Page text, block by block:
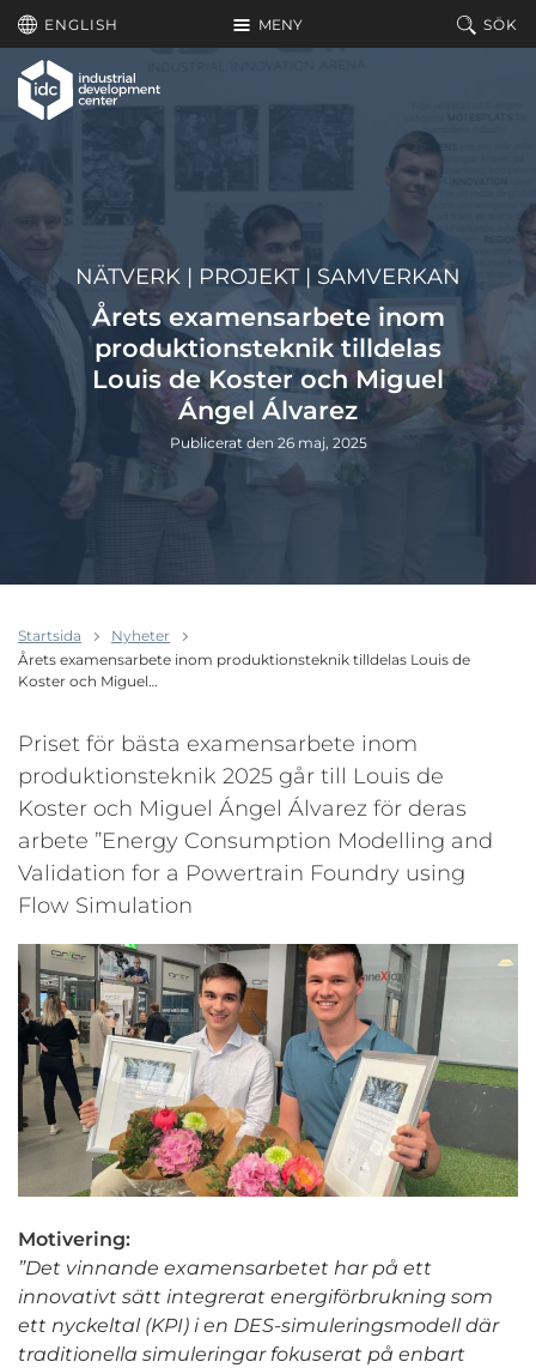
Hoppa till huvudinnehållet
MENY
ENGLISH SÖK
NÄTVERK | PROJEKT| SAMVERKAN
Årets examensarbete inom
produktionsteknik tilldelas
Louis de Koster och Miguel
Ángel Álvarez
Publicerat den 26 maj, 2025
Startsida
Nyheter
Årets examensarbete inom produktionsteknik tilldelas Louis de
Koster och Miguel…
Priset för bästa examensarbete inom
produktionsteknik 2025 går till Louis de
Koster och Miguel Ángel Álvarez för deras
arbete ”Energy Consumption Modelling and
Validation for a Powertrain Foundry using
Flow Simulation
Motivering:
”Det vinnande examensarbetet har på ett
innovativt sätt integrerat energiförbrukning som
ett nyckeltal (KPI) i en DES-simuleringsmodell där
traditionella simuleringar fokuserat på enbart